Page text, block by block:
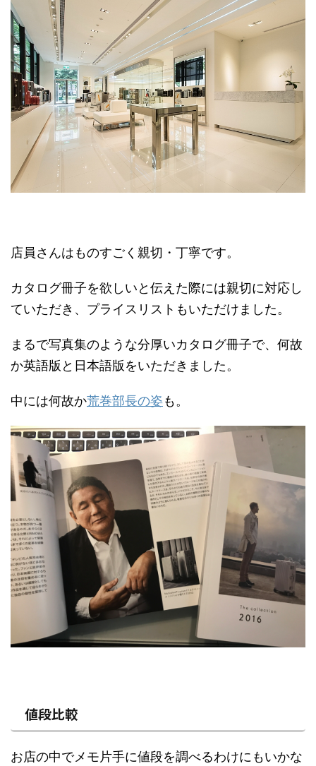
店員さんはものすごく親切・丁寧です。
カタログ冊子を欲しいと伝えた際には親切に対応し
ていただき、プライスリストもいただけました。
まるで写真集のような分厚いカタログ冊子で、何故
か英語版と日本語版をいただきました。
中には何故か荒巻部長の姿も。
値段比較
お店の中でメモ片手に値段を調べるわけにもいかな